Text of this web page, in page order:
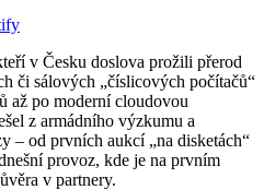
v Česku doslova prožili přerod
či sálových „číslicových počítačů“
až po moderní cloudovou
z armádního výzkumu a
– od prvních aukcí „na disketách“
provoz, kde je na prvním
v partnery.